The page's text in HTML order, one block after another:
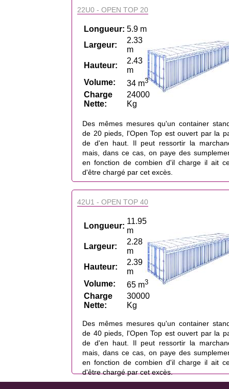
22U0 - OPEN TOP 20
Longueur: 5.9 m
Largeur:
2.33
m
Hauteur:
2.43
m
Volume:
34 m3
Charge
Nette:
24000
Kg
Des mêmes mesures qu'un container
de 20 pieds, l'Open Top est ouvert par la
de d'en haut. Il peut ressortir la
mais, dans ce cas, on paye des
en fonction de combien d'il charge il ait
d'être chargé par cet excès.
42U1 - OPEN TOP 40
Longueur:
11.95
m
Largeur:
2.28
m
Hauteur:
2.39
m
Volume:
65 m3
Charge
Nette:
30000
Kg
Des mêmes mesures qu'un container
de 40 pieds, l'Open Top est ouvert par la
de d'en haut. Il peut ressortir la
mais, dans ce cas, on paye des
en fonction de combien d'il charge il ait
d'être chargé par cet excès.